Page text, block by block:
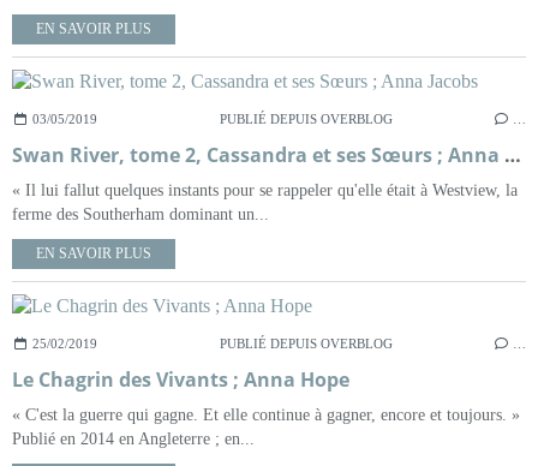
EN SAVOIR PLUS
03/05/2019 PUBLIÉ DEPUIS OVERBLOG
Swan River, tome 2, Cassandra et ses Sœurs ; Anna Jacobs
« Il lui fallut quelques instants pour se rappeler qu'elle était à Westview, la
ferme des Southerham dominant un...
EN SAVOIR PLUS
25/02/2019 PUBLIÉ DEPUIS OVERBLOG
Le Chagrin des Vivants ; Anna Hope
« C'est la guerre qui gagne. Et elle continue à gagner, encore et toujours. »
Publié en 2014 en Angleterre ; en...